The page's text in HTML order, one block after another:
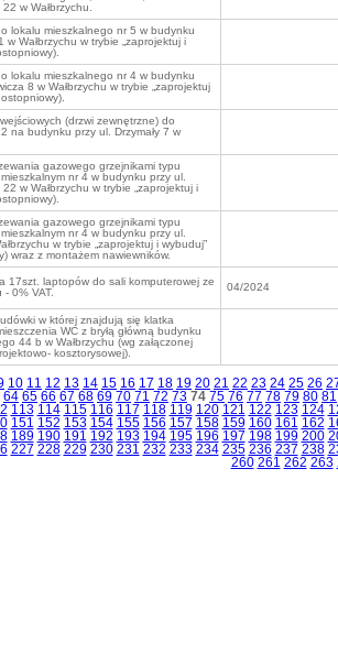
w Wałbrzychu.
lokalu mieszkalnego nr 5 w budynku
w Wałbrzychu w trybie „zaprojektuj i
lokalu mieszkalnego nr 4 w budynku
8 w Wałbrzychu w trybie „zaprojektuj
(drzwi zewnętrzne) do
na budynku przy ul. Drzymały 7 w
gazowego grzejnikami typu
nr 4 w budynku przy ul.
w Wałbrzychu w trybie „zaprojektuj i
gazowego grzejnikami typu
nr 4 w budynku przy ul.
w trybie „zaprojektuj i wybuduj”
wraz z montażem nawiewników.
17szt. laptopów do sali komputerowej ze
0% VAT.
04/2024
w której znajdują się klatka
WC z bryłą główną budynku
44 b w Wałbrzychu (wg załączonej
kosztorysowej).
10 11 12 13 14 15 16 17 18 19 20 21 22 23 24 25 26
64 65 66 67 68 69 70 71 72 73 74 75 76 77 78 79 80 81
113 114 115 116 117 118 119 120 121 122 123 124
151 152 153 154 155 156 157 158 159 160 161 162
189 190 191 192 193 194 195 196 197 198 199 200
227 228 229 230 231 232 233 234 235 236 237 238
260 261 262 263